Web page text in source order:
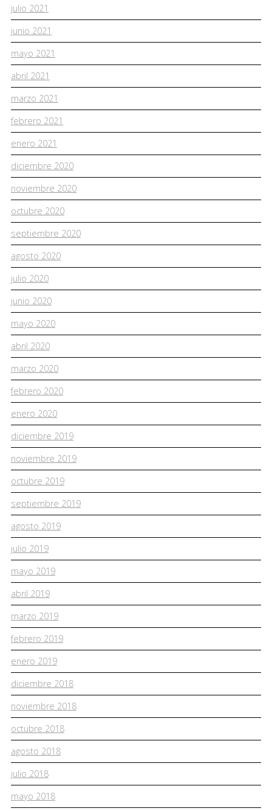
julio 2021
junio 2021
mayo 2021
abril 2021
marzo 2021
febrero 2021
enero 2021
diciembre 2020
noviembre 2020
octubre 2020
septiembre 2020
agosto 2020
julio 2020
junio 2020
mayo 2020
abril 2020
marzo 2020
febrero 2020
enero 2020
diciembre 2019
noviembre 2019
octubre 2019
septiembre 2019
agosto 2019
julio 2019
mayo 2019
abril 2019
marzo 2019
febrero 2019
enero 2019
diciembre 2018
noviembre 2018
octubre 2018
agosto 2018
julio 2018
mayo 2018